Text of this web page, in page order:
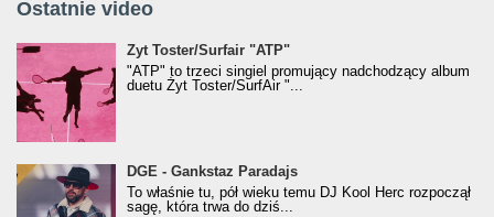
Ostatnie video
Żyt Toster/SurfAir - ATP VIDEO
Żyt Toster/Surfair "ATP"
"ATP" to trzeci singiel promujący nadchodzący album
duetu Żyt Toster/SurfAir "...
donGURALesko z nagrodą za
Klasyczny/Trueschoolowy Album Roku
(Popkillery 2023)
DGE - Gankstaz Paradajs
To właśnie tu, pół wieku temu DJ Kool Herc rozpoczął
sagę, która trwa do dziś...